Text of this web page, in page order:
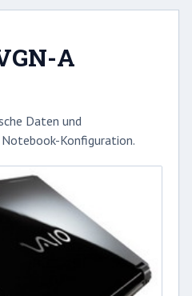
A
Daten und
Konfiguration.